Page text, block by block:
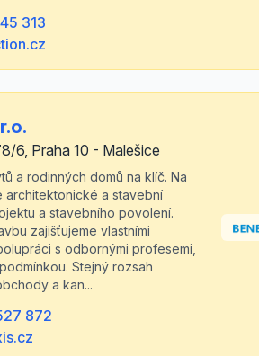
313
6, Praha 10 - Malešice
a rodinných domů na klíč. Na
architektonické a stavební
a stavebního povolení.
zajišťujeme vlastními
s odbornými profesemi,
Stejný rozsah
a kan...
872